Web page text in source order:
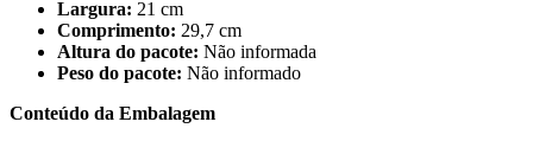
Largura: 21 cm
Comprimento: 29,7 cm
Altura do pacote: Não informada
Peso do pacote: Não informado
Conteúdo da Embalagem